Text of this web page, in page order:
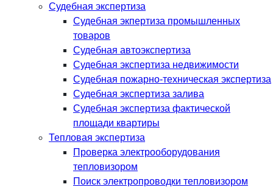
Судебная экспертиза
Судебная экпертиза промышленных
товаров
Судебная автоэкспертиза
Судебная экспертиза недвижимости
Судебная пожарно-техническая экспертиза
Судебная экспертиза залива
Судебная экспертиза фактической
площади квартиры
Тепловая экспертиза
Проверка электрооборудования
тепловизором
Поиск электропроводки тепловизором